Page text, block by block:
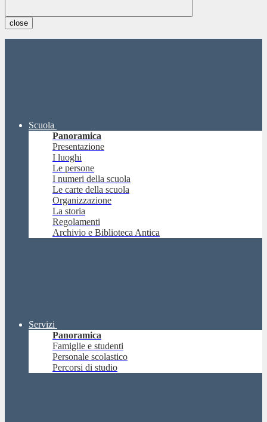
close
Scuola
Panoramica
Presentazione
I luoghi
Le persone
I numeri della scuola
Le carte della scuola
Organizzazione
La storia
Regolamenti
Archivio e Biblioteca Antica
Servizi
Panoramica
Famiglie e studenti
Personale scolastico
Percorsi di studio